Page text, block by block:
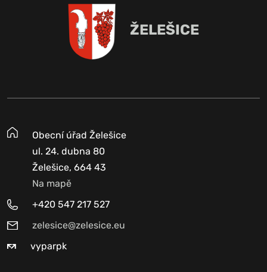
ŽELEŠICE
Obecní úřad Želešice
ul. 24. dubna 80
Želešice, 664 43
Na mapě
+420 547 217 527
zelesice@zelesice.eu
vyparpk